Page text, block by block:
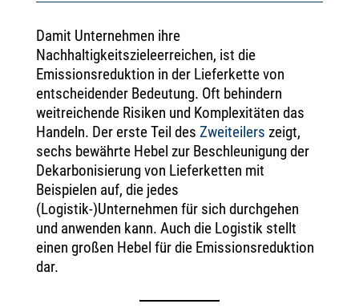
Damit Unternehmen ihre
Nachhaltigkeitszieleerreichen, ist die
Emissionsreduktion in der Lieferkette von
entscheidender Bedeutung. Oft behindern
weitreichende Risiken und Komplexitäten das
Handeln. Der erste Teil des Zweiteilers zeigt,
sechs bewährte Hebel zur Beschleunigung der
Dekarbonisierung von Lieferketten mit
Beispielen auf, die jedes
(Logistik-)Unternehmen für sich durchgehen
und anwenden kann. Auch die Logistik stellt
einen großen Hebel für die Emissionsreduktion
dar.